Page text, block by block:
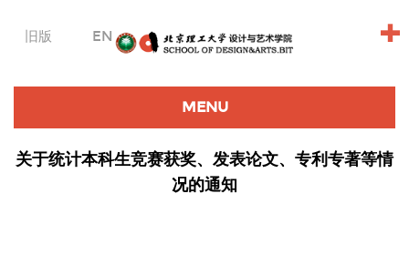
旧版 EN +
MENU
关于统计本科生竞赛获奖、发表论文、专利专著等情
况的通知